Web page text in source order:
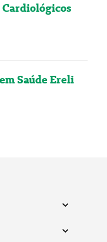
Cardiológicos
Saúde Ereli